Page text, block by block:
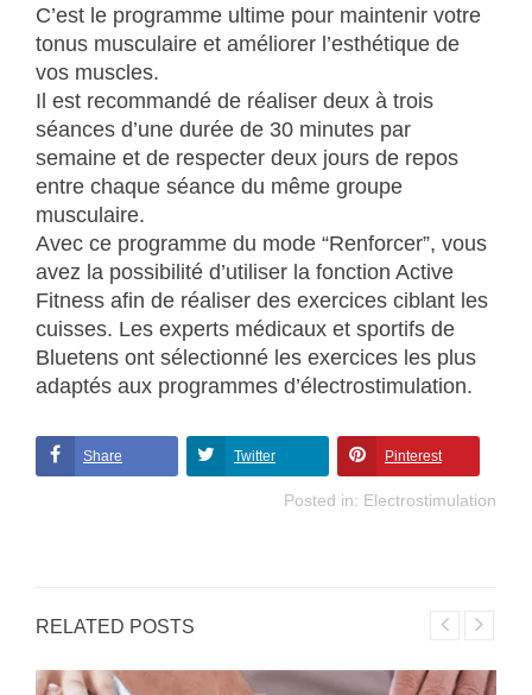
C’est le programme ultime pour maintenir votre
tonus musculaire et améliorer l’esthétique de
vos muscles.
Il est recommandé de réaliser deux à trois
séances d’une durée de 30 minutes par
semaine et de respecter deux jours de repos
entre chaque séance du même groupe
musculaire.
Avec ce programme du mode “Renforcer”, vous
avez la possibilité d’utiliser la fonction Active
Fitness afin de réaliser des exercices ciblant les
cuisses. Les experts médicaux et sportifs de
Bluetens ont sélectionné les exercices les plus
adaptés aux programmes d’électrostimulation.
Share Twitter Pinterest
Posted in: Electrostimulation
RELATED POSTS